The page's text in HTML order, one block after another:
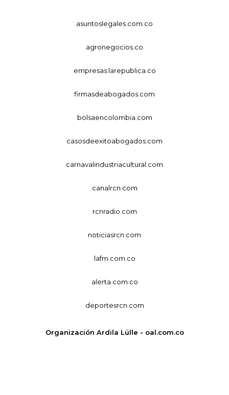
asuntoslegales.com.co
agronegocios.co
empresas.larepublica.co
firmasdeabogados.com
bolsaencolombia.com
casosdeexitoabogados.com
carnavalindustriacultural.com
canalrcn.com
rcnradio.com
noticiasrcn.com
lafm.com.co
alerta.com.co
deportesrcn.com
Organización Ardila Lülle - oal.com.co